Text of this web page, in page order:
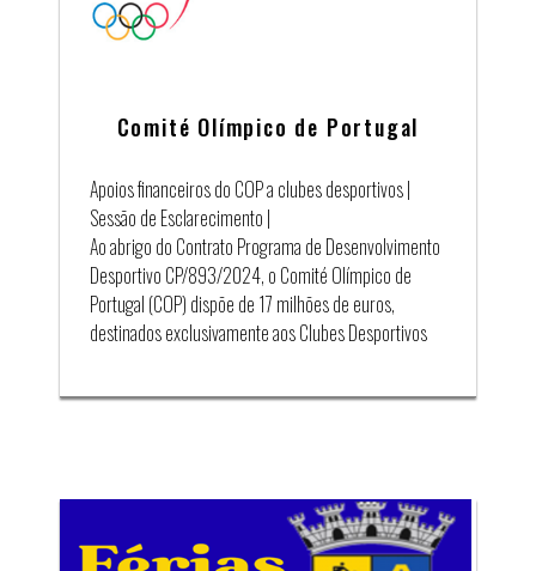
Comité Olímpico de Portugal
Apoios financeiros do COP a clubes desportivos |
Sessão de Esclarecimento |
Ao abrigo do Contrato Programa de Desenvolvimento
Desportivo CP/893/2024, o Comité Olímpico de
Portugal (COP) dispõe de 17 milhões de euros,
destinados exclusivamente aos Clubes Desportivos